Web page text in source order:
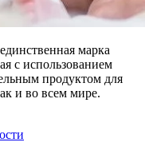
марка
с использованием
продуктом для
и во всем мире.